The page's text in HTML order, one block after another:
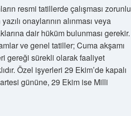
resmi tatillerde çalışması zorunlu
onaylarının alınması veya
dair hüküm bulunması gerekir.
ve genel tatiller; Cuma akşamı
gereği sürekli olarak faaliyet
Özel işyerleri 29 Ekim’de kapalı
gününe, 29 Ekim ise Milli